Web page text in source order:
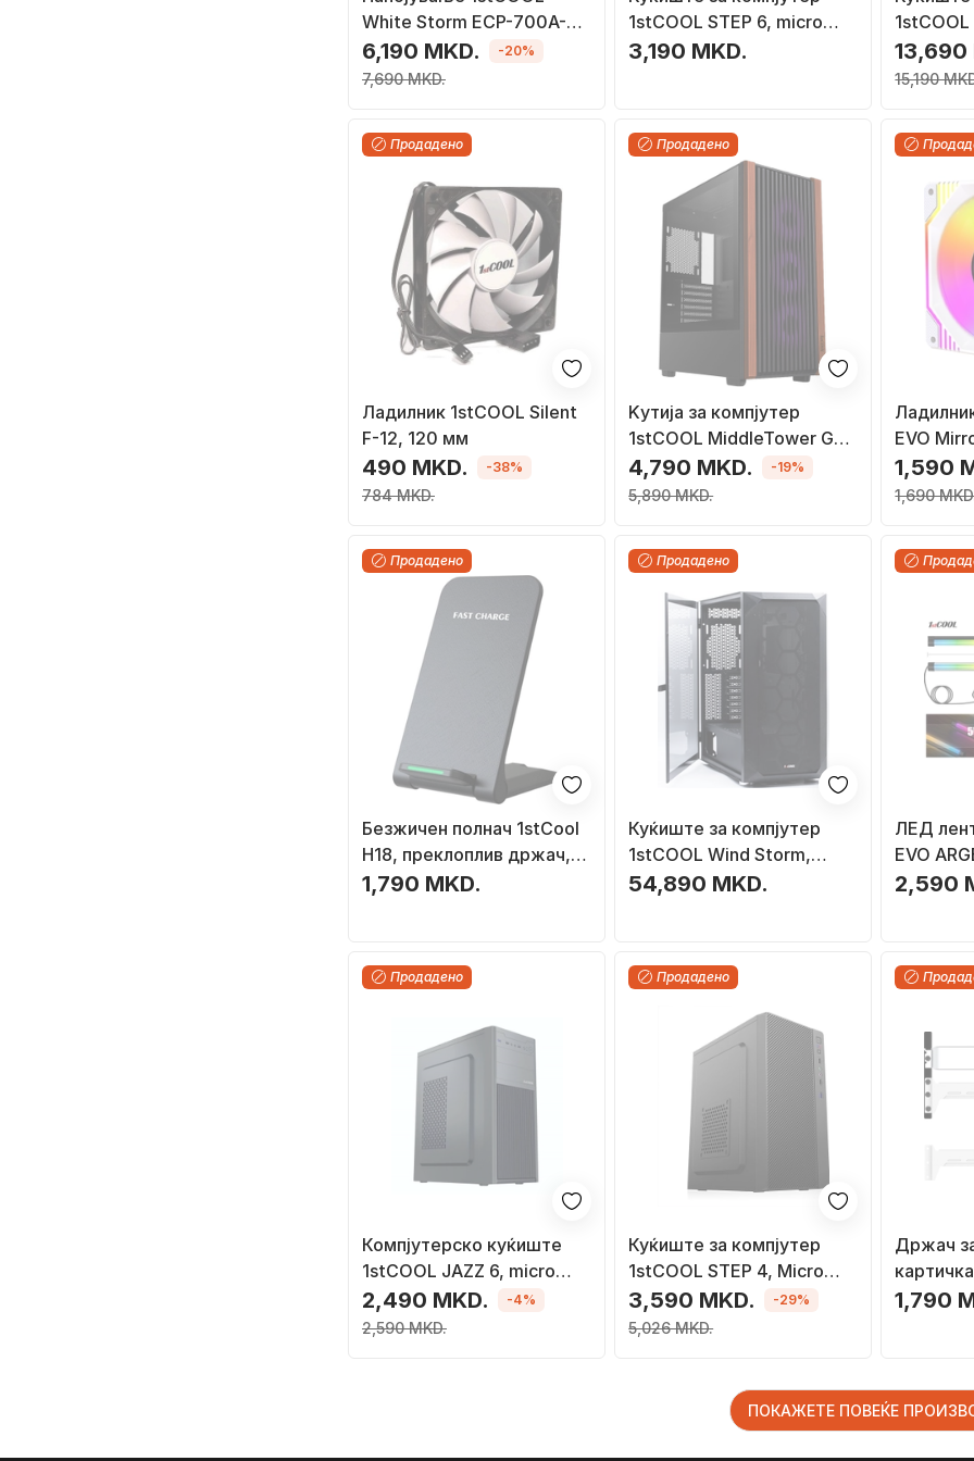
White Storm ECP-700A-
14-85 ATX, 700W
6,190 MKD.
7,690 MKD.
-20%
1stCOOL STEP 6, micro
tower, USB 3.0, USB C, без
3,190 MKD.
со ARGB
13,690
15,190
Продадено
Ладилник 1stCOOL Silent
F-12, 120 мм
490 MKD.
784 MKD.
-38%
Продадено
Kутиjа за компјутер
1stCOOL MiddleTower G6
Noble, USB 3.2, USB C,
страничен панел, дрвена
4,790 MKD.
5,890 MKD.
-19%
EVO
(F12-
мм
1,590
1,690
Продадено
Безжичен полнач 1stCool
H18, преклоплив држач,
USB C, црн
1,790 MKD.
Продадено
Куќиште за компјутер
1stCOOL Wind Storm,
Црна ARGB, Midi Tower
54,890 MKD.
ЛЕД
EVO
црна
2,590
Продадено
Компјутерско куќиште
1stCOOL JAZZ 6, micro
tower, USB 3.0, црно
2,490 MKD.
2,590 MKD.
-4%
Продадено
Куќиште за компјутер
1stCOOL STEP 4, Micro
Tower
3,590 MKD.
5,026 MKD.
-29%
Држач
1,790
ПОКАЖЕТЕ ПОВЕЌЕ